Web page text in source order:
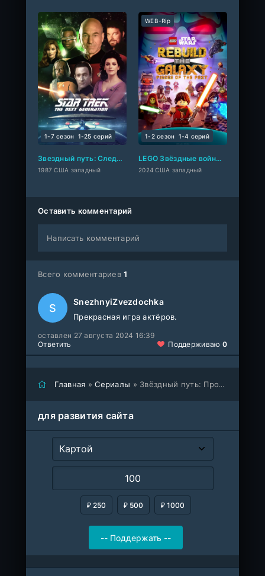
Звездный путь: Следующее поколение
1987 США западный
1-7 сезон 1-25 cерий
LEGO Звёздные войны: Восстанови Галактику
2024 США западный
WEB-Rip
1-2 сезон 1-4 cерий
Оставить комментарий
Написать комментарий
Всего комментариев1
S SnezhnyiZvezdochka
Прекрасная игра актёров.
оставлен 27 августа 2024 16:39
Ответить
Поддерживаю 0
Главная »Сериалы » Звёздный путь: Протозвезда (сериал 2021 – 2024)
для развития сайта
₽ 250 ₽ 500 ₽ 1000